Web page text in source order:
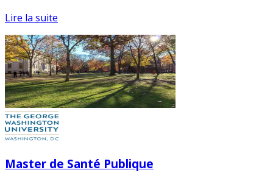
Lire la suite
Master de Santé Publique